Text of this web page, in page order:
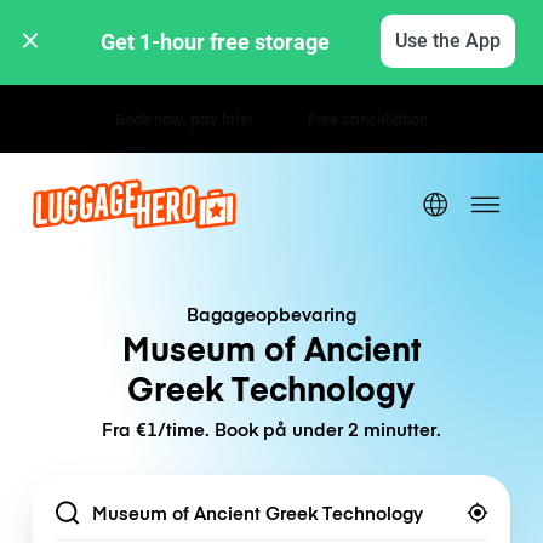
Get 1-hour free storage Use the App
Bagageopbevaring
Museum of Ancient
Greek Technology
Fra €1/time. Book på under 2 minutter.
Location